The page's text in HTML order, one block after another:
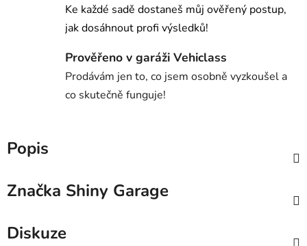
Ke každé sadě dostaneš můj ověřený postup,
jak dosáhnout profi výsledků!
Prověřeno v garáži Vehiclass
Prodávám jen to, co jsem osobně vyzkoušel a
co skutečně funguje!
Popis
Značka Shiny Garage
Diskuze